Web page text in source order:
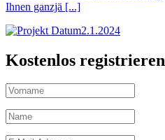
Ihnen ganzjä [...]
2.1.2024
Kostenlos registrieren